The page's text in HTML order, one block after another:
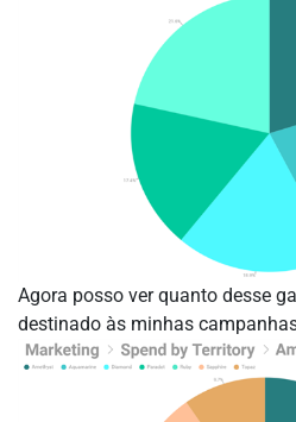
Agora posso ver quanto desse
destinado às minhas